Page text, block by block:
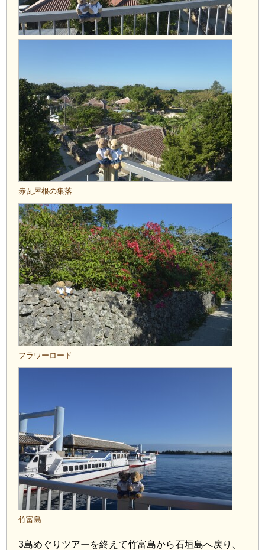
赤瓦屋根の集落
フラワーロード
竹富島
3島めぐりツアーを終えて竹富島から石垣島へ戻り、